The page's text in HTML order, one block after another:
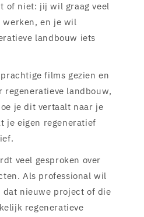
of niet: jij wil graag veel
werken, en je wil
landbouw iets
films gezien en
regeneratieve landbouw,
je dit vertaalt naar je
je eigen regeneratief
veel gesproken over
Als professional wil
dat nieuwe project of die
regeneratieve